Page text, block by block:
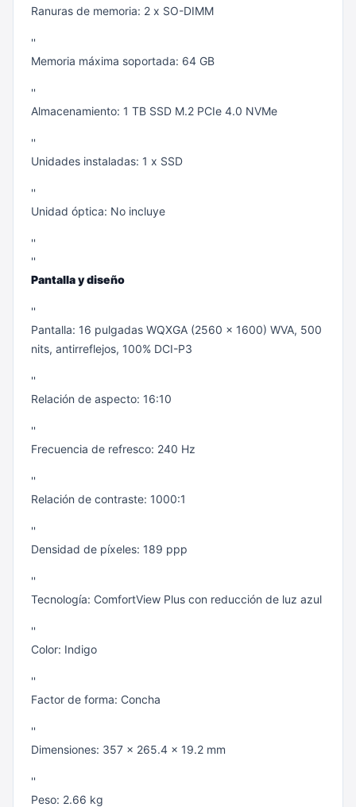
Ranuras de memoria: 2 x SO-DIMM
''
Memoria máxima soportada: 64 GB
''
Almacenamiento: 1 TB SSD M.2 PCIe 4.0 NVMe
''
Unidades instaladas: 1 x SSD
''
Unidad óptica: No incluye
''
''
Pantalla y diseño
''
Pantalla: 16 pulgadas WQXGA (2560 x 1600) WVA, 500
nits, antirreflejos, 100% DCI-P3
''
Relación de aspecto: 16:10
''
Frecuencia de refresco: 240 Hz
''
Relación de contraste: 1000:1
''
Densidad de píxeles: 189 ppp
''
Tecnología: ComfortView Plus con reducción de luz azul
''
Color: Indigo
''
Factor de forma: Concha
''
Dimensiones: 357 x 265.4 x 19.2 mm
''
Peso: 2.66 kg